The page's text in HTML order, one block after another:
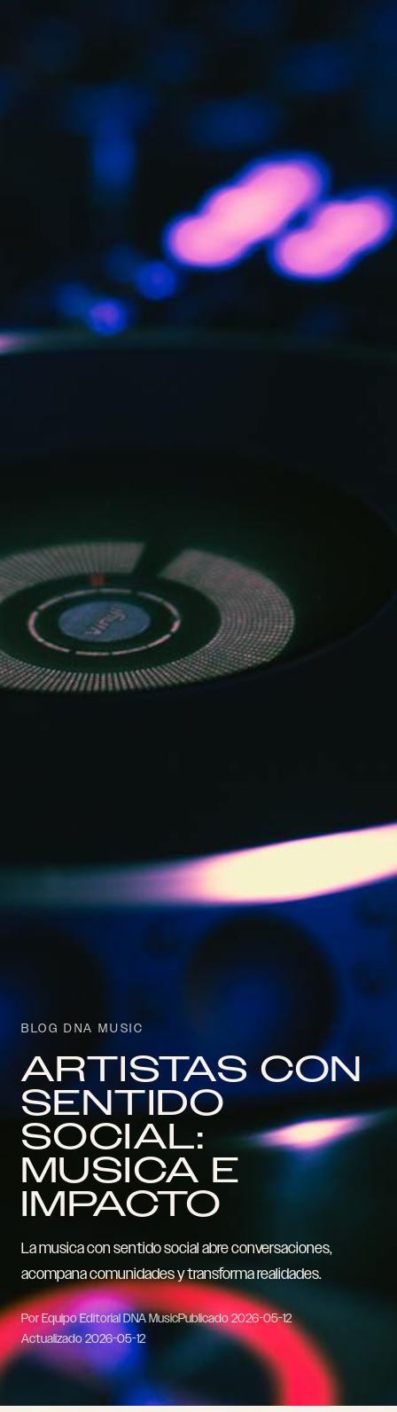
BLOG DNA MUSIC
ARTISTAS CON
SENTIDO
SOCIAL:
MUSICA E
IMPACTO
La musica con sentido social abre conversaciones,
acompana comunidades y transforma realidades.
Por Equipo Editorial DNA MusicPublicado2026-05-12
Actualizado2026-05-12